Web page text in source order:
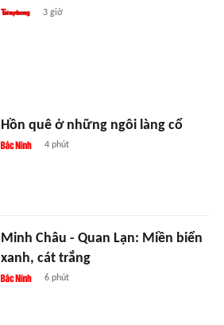
3 giờ
Hồn quê ở những ngôi làng cổ
4 phút
Minh Châu - Quan Lạn: Miền biển
xanh, cát trắng
6 phút